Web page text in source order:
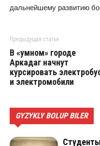
дальнейшему развитию
Предыдущая статья
В «умном» городе
Аркадаг начнут
курсировать
и электромобили
GYZYKLY BOLUP BILER